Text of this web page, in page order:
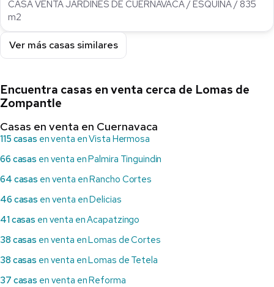
CASA VENTA JARDINES DE CUERNAVACA / ESQUINA / 835
m2
Ver más casas similares
Encuentra casas en venta cerca de Lomas de
Zompantle
Casas en venta en Cuernavaca
115 casas en venta en Vista Hermosa
66 casas en venta en Palmira Tinguindin
64 casas en venta en Rancho Cortes
46 casas en venta en Delicias
41 casas en venta en Acapatzingo
38 casas en venta en Lomas de Cortes
38 casas en venta en Lomas de Tetela
37 casas en venta en Reforma